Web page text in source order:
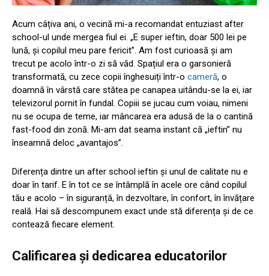
Acum câțiva ani, o vecină mi-a recomandat entuziast after
school-ul unde mergea fiul ei. „E super ieftin, doar 500 lei pe
lună, și copilul meu pare fericit”. Am fost curioasă și am
trecut pe acolo într-o zi să văd. Spațiul era o garsonieră
transformată, cu zece copii înghesuiți într-o cameră, o
doamnă în vârstă care stătea pe canapea uitându-se la ei, iar
televizorul pornit în fundal. Copiii se jucau cum voiau, nimeni
nu se ocupa de teme, iar mâncarea era adusă de la o cantină
fast-food din zonă. Mi-am dat seama instant că „ieftin” nu
înseamnă deloc „avantajos”.
Diferența dintre un after school ieftin și unul de calitate nu e
doar în tarif. E în tot ce se întâmplă în acele ore când copilul
tău e acolo – în siguranță, în dezvoltare, în confort, în învățare
reală. Hai să descompunem exact unde stă diferența și de ce
contează fiecare element.
Calificarea și dedicarea educatorilor